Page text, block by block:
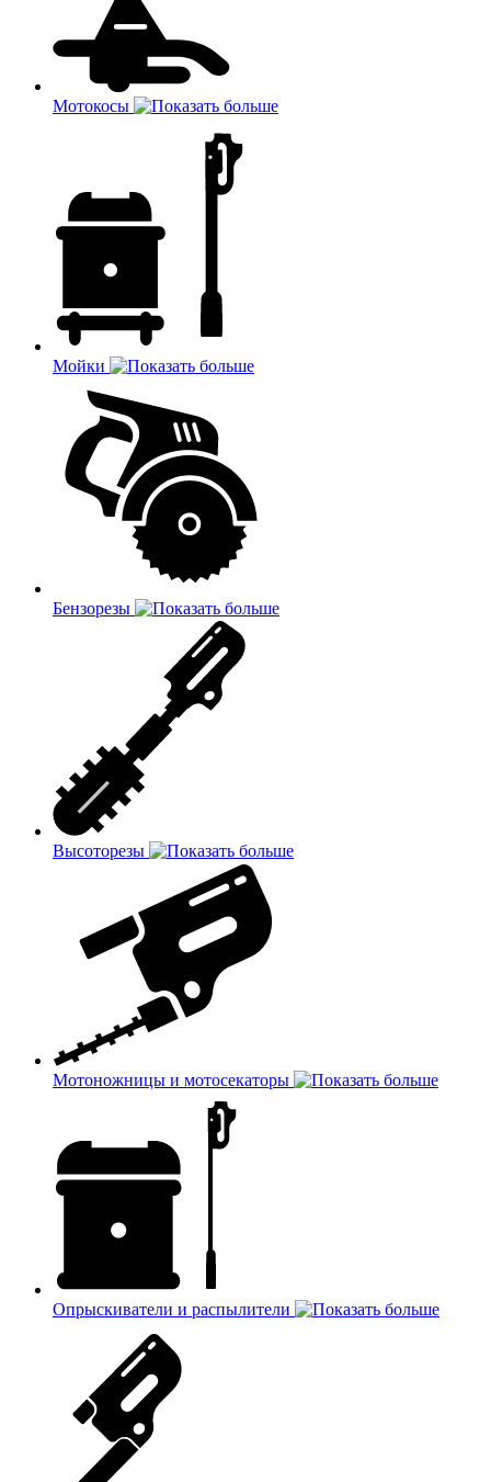
Мотокосы
Мойки
Бензорезы
Высоторезы
Мотоножницы и мотосекаторы
Опрыскиватели и распылители